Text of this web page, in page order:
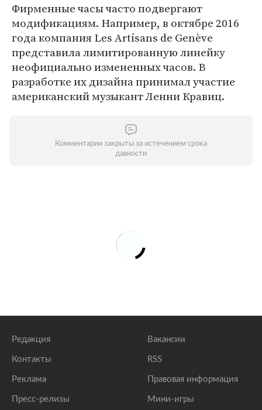
Фирменные часы часто подвергают
модификациям. Например, в октябре 2016
года компания Les Artisans de Genève
представила лимитированную линейку
неофициально измененных часов. В
разработке их дизайна принимал участие
американский музыкант Ленни Кравиц.
Комментарии закрыты за истечением срока
давности
Редакция
Контакты
Реклама
Пресс-релизы
Вакансии
RSS
Правовая информация
Мини-игры